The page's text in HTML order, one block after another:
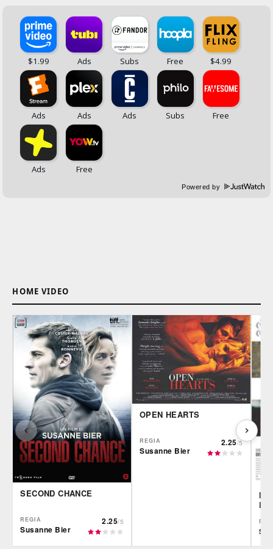
Powered by
HOME VIDEO
SECOND CHANCE
REGIA
Susanne Bier
2.25/5
OPEN HEARTS
REGIA
Susanne Bier
2.25/5